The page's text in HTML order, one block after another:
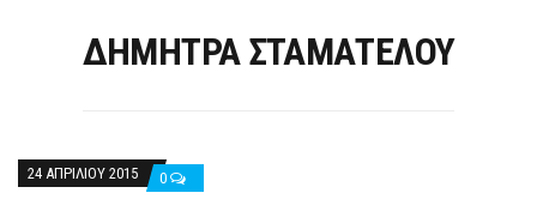
ΔΗΜΗΤΡΑ ΣΤΑΜΑΤΕΛΟΥ
24 ΑΠΡΙΛΊΟΥ 2015 0